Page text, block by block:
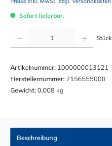
Sofort lieferbar.
Stück
Artikelnummer: 1000000013121
Herstellernummer:7156555008
Gewicht:0,008 kg
Beschreibung